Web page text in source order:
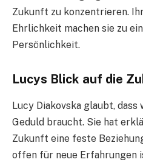
Zukunft zu konzentrieren.
Ehrlichkeit machen sie zu
Persönlichkeit.
Lucys Blick auf die
Lucy Diakovska glaubt, dass
Geduld braucht. Sie hat
Zukunft eine feste
offen für neue Erfahrungen